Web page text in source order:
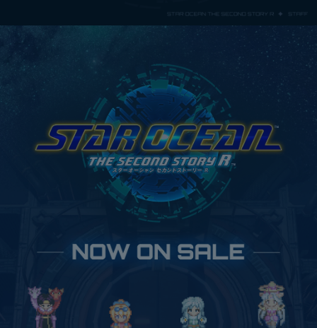
SOUNDTRACK』は、今後単品でも販売を予定しておりま
す。収録内容は予告なく変更になる可能性がございます。
STAR OCEAN THE SECOND STORY R
梶本ユキヒロ氏が描く『スターオーシャン セカンドスト
ーリー R』のキャラクターイラストなどを収録したアー
トブック。
STAR OCEAN THE SECOND STORY R
『スターオーシャン セカンドストーリー R』ゲーム本編
の日本語音声収録時に使用された台本の改訂版。エクス
の3巻組で、豪華なボックス付き。
STAR OCEAN THE SECOND STORY R
ミニアクリルスタンド コレクションボックス
厚さ8mmの、自立ができるアクリルスタンド。